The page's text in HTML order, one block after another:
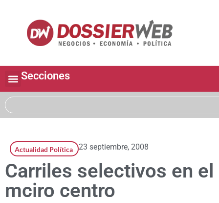
Secciones
Actualidad Política 23 septiembre, 2008
Carriles selectivos en el
mciro centro